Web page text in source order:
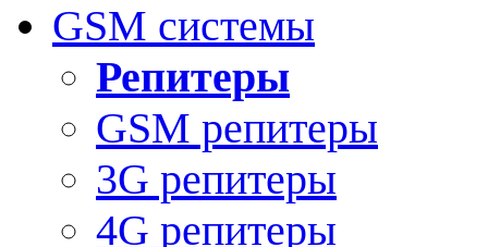
GSM системы
Репитеры
GSM репитеры
3G репитеры
4G репитеры